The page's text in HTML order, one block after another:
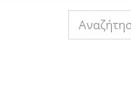
Search form